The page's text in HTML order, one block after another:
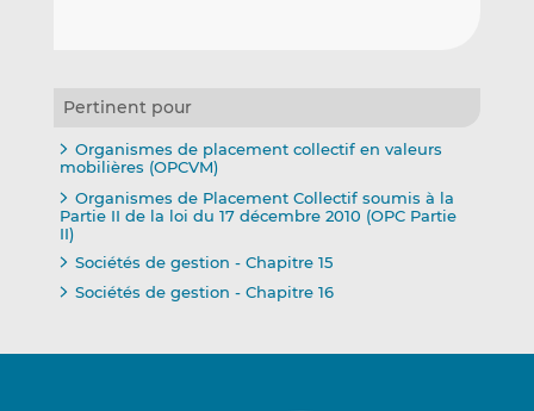
Pertinent pour
Organismes de placement collectif en valeurs
mobilières (OPCVM)
Organismes de Placement Collectif soumis à la
Partie II de la loi du 17 décembre 2010 (OPC Partie
II)
Sociétés de gestion - Chapitre 15
Sociétés de gestion - Chapitre 16